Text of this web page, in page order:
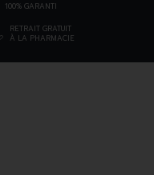
100% GARANTI
RETRAIT GRATUIT
À LA PHARMACIE